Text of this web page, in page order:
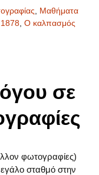
Μαθήματα
Ο καλπασμός
σε
φωτογραφίες)
σταθμό στην